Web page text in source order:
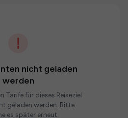
nicht geladen
werden
Tarife für dieses Reiseziel
geladen werden. Bitte
es später erneut.